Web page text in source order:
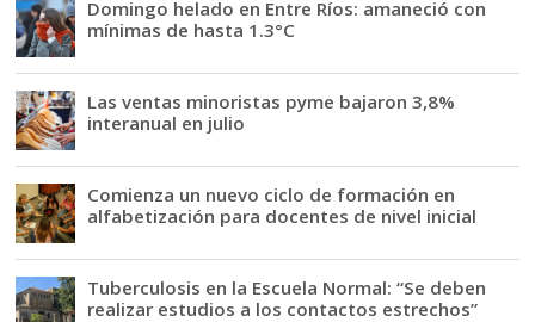
Domingo helado en Entre Ríos: amaneció con
mínimas de hasta 1.3°C
Las ventas minoristas pyme bajaron 3,8%
interanual en julio
Comienza un nuevo ciclo de formación en
alfabetización para docentes de nivel inicial
Tuberculosis en la Escuela Normal: “Se deben
realizar estudios a los contactos estrechos”